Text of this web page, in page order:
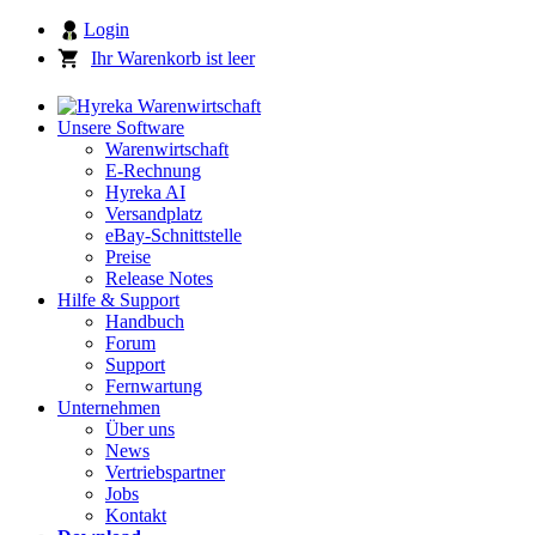
Login
Ihr Warenkorb ist leer
Unsere Software
Warenwirtschaft
E-Rechnung
Hyreka AI
Versandplatz
eBay-Schnittstelle
Preise
Release Notes
Hilfe & Support
Handbuch
Forum
Support
Fernwartung
Unternehmen
Über uns
News
Vertriebspartner
Jobs
Kontakt